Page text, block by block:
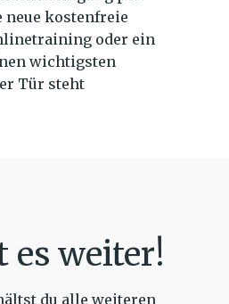
neue kostenfreie
oder ein
wichtigsten
Tür steht
es weiter!
du alle weiteren